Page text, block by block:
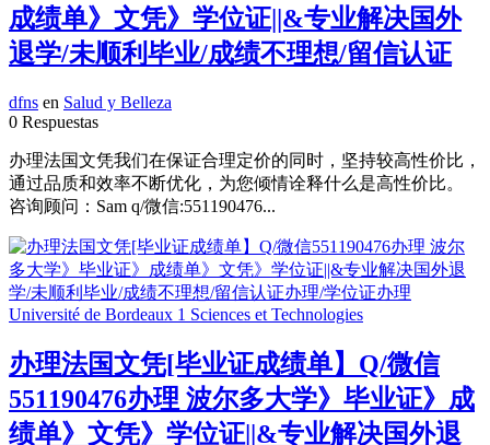
成绩单》文凭》学位证||&专业解决国外
退学/未顺利毕业/成绩不理想/留信认证
dfns en Salud y Belleza
0 Respuestas
办理法国文凭我们在保证合理定价的同时，坚持较高性价比，
通过品质和效率不断优化，为您倾情诠释什么是高性价比。
咨询顾问：Sam q/微信:551190476...
办理法国文凭[毕业证成绩单】Q/微信
551190476办理 波尔多大学》毕业证》成
绩单》文凭》学位证||&专业解决国外退